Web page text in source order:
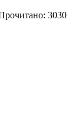
3030